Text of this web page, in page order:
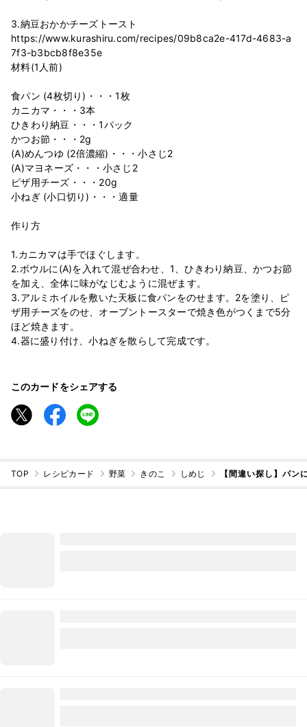
3.納豆おかかチーズトースト
https://www.kurashiru.com/recipes/09b8ca2e-417d-4683-a
7f3-b3bcb8f8e35e
材料(1人前)
食パン (4枚切り)・・・1枚
カニカマ・・・3本
ひきわり納豆・・・1パック
かつお節・・・2g
(A)めんつゆ (2倍濃縮)・・・小さじ2
(A)マヨネーズ・・・小さじ2
ピザ用チーズ・・・20g
小ねぎ (小口切り)・・・適量
作り方
1.カニカマは手でほぐします。
2.ボウルに(A)を入れて混ぜ合わせ、1、ひきわり納豆、かつお節
を加え、全体に味がなじむように混ぜます。
3.アルミホイルを敷いた天板に食パンをのせます。2を塗り、ピ
ザ用チーズをのせ、オーブントースターで焼き色がつくまで5分
ほど焼きます。
4.器に盛り付け、小ねぎを散らして完成です。
このカードをシェアする
TOP レシピカード 野菜 きのこ しめじ 【間違い探し】パン